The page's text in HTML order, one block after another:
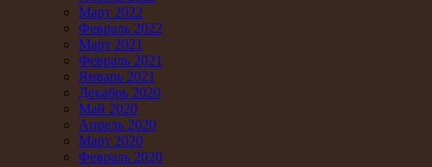
Март 2022
Февраль 2022
Март 2021
Февраль 2021
Январь 2021
Декабрь 2020
Май 2020
Апрель 2020
Март 2020
Февраль 2020